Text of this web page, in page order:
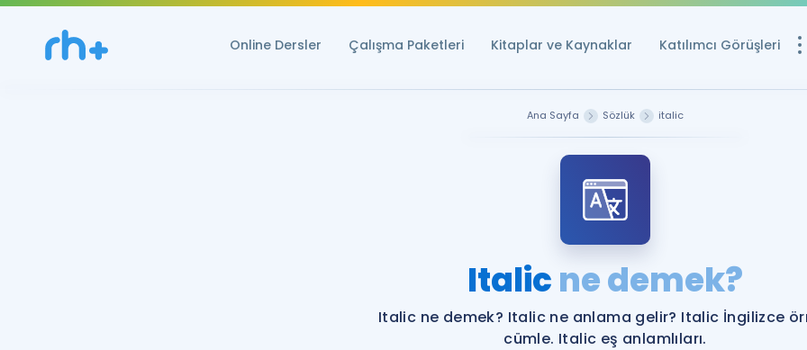
Online Dersler Çalışma Paketleri Kitaplar ve Kaynaklar Katılımcı Görüşleri
YDS ve YÖKDİL
Rehberlik Aracı
YDS ve YÖKDİL'e
Ana Sayfa Sözlük italic
Italicne demek?
Italic ne demek? Italic ne anlama gelir? Italic İngilizce
cümle. Italic eş anlamlıları.